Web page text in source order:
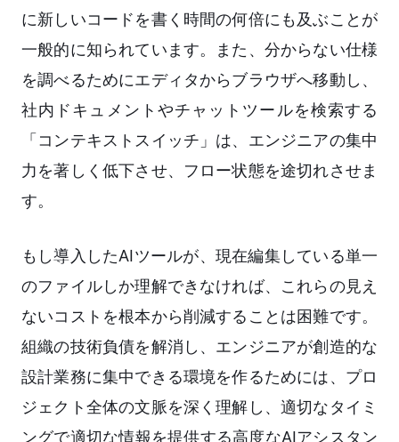
に新しいコードを書く時間の何倍にも及ぶことが
一般的に知られています。また、分からない仕様
を調べるためにエディタからブラウザへ移動し、
社内ドキュメントやチャットツールを検索する
「コンテキストスイッチ」は、エンジニアの集中
力を著しく低下させ、フロー状態を途切れさせま
す。
もし導入したAIツールが、現在編集している単一
のファイルしか理解できなければ、これらの見え
ないコストを根本から削減することは困難です。
組織の技術負債を解消し、エンジニアが創造的な
設計業務に集中できる環境を作るためには、プロ
ジェクト全体の文脈を深く理解し、適切なタイミ
ングで適切な情報を提供する高度なAIアシスタン